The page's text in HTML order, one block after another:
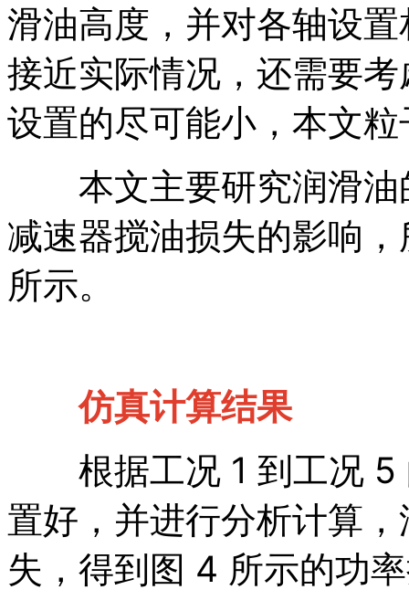
滑油高度，并对各轴设
接近实际情况，还需要
设置的尽可能小，本文
本文主要研究润滑油
减速器搅油损失的影响
所示。
仿真计算结果
根据工况 1 到工况 5
置好，并进行分析计算
失，得到图 4 所示的功